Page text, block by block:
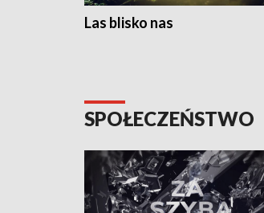
Las blisko nas
SPOŁECZEŃSTWO